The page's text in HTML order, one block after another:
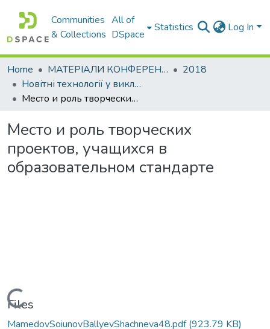
Communities
& Collections
All of
DSpace
Statistics Log In
Home МАТЕРІАЛИ КОНФЕРЕНЦІЙ
2018
Новітні технології у викладанні мов іноземним студентам
Место и роль творческих проектов, учащихся в образовательном стандарте
Место и роль творческих
проектов, учащихся в
образовательном стандарте
Loading...
Files
MamedovSoiunovBallyevShachneva48.pdf(923.79 KB)